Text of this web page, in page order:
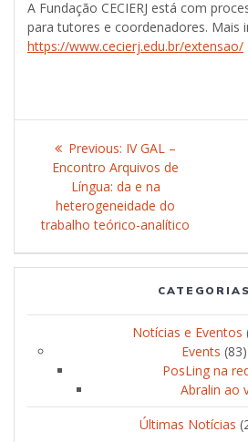
A Fundação CECIERJ está com
para tutores e coordenadores. Mais
https://www.cecierj.edu.br/extensao/
Post
navigation
Previous: Previous
post:
IV GAL –
Encontro Arquivos de
Língua: da e na
heterogeneidade do
trabalho teórico-analítico
CATEGORIAS
Notícias e Eventos
Events (83)
PosLing na
Abralin ao
Últimas Notícias